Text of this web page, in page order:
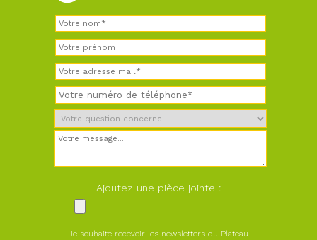
Ajoutez une pièce jointe :
Je souhaite recevoir les newsletters du Plateau